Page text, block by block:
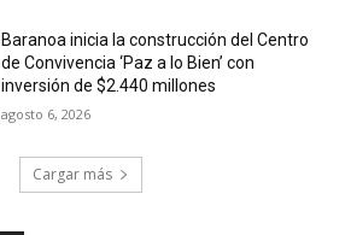
Baranoa inicia la construcción del Centro
de Convivencia ‘Paz a lo Bien’ con
inversión de $2.440 millones
agosto 6, 2026
Cargar más